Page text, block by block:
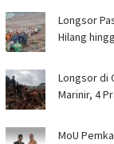
Longsor
Hilang
Longsor di
Marinir, 4
MoU